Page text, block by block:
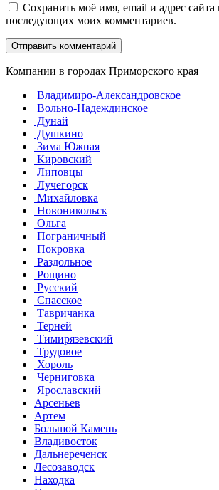
Сохранить моё имя, email и адрес сайта
последующих моих комментариев.
Компании в городах Приморского края
Владимиро-Александровское
Вольно-Надеждинское
Дунай
Душкино
Зима Южная
Кировский
Липовцы
Лучегорск
Михайловка
Новоникольск
Ольга
Пограничный
Покровка
Раздольное
Рощино
Русский
Спасское
Тавричанка
Терней
Тимирязевский
Трудовое
Хороль
Черниговка
Ярославский
Арсеньев
Артем
Большой Камень
Владивосток
Дальнереченск
Лесозаводск
Находка